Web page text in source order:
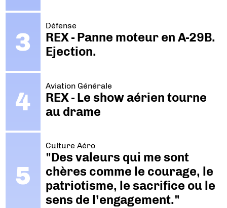
Défense
REX - Panne moteur en A-29B.
Ejection.
Aviation Générale
REX - Le show aérien tourne
au drame
Culture Aéro
"Des valeurs qui me sont
chères comme le courage, le
patriotisme, le sacrifice ou le
sens de l’engagement."